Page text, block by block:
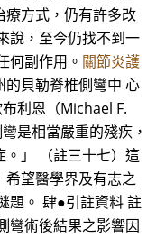
療方式，仍有許多改
說，至今仍找不到一
何副作用。 關節炎護
貝勒脊椎側彎中 心
利恩（Michael F.
是相當嚴重的殘疾，
」 （註三十七）這
希望醫學界及有志之
題。 肆●引註資料 註
彎術後結果之影響因